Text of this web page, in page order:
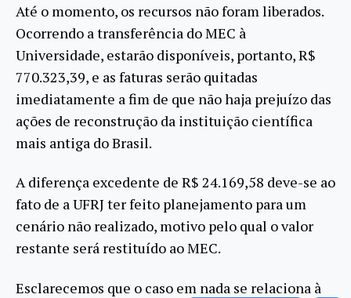
Até o momento, os recursos não foram liberados.
Ocorrendo a transferência do MEC à
Universidade, estarão disponíveis, portanto, R$
770.323,39, e as faturas serão quitadas
imediatamente a fim de que não haja prejuízo das
ações de reconstrução da instituição científica
mais antiga do Brasil.
A diferença excedente de R$ 24.169,58 deve-se ao
fato de a UFRJ ter feito planejamento para um
cenário não realizado, motivo pelo qual o valor
restante será restituído ao MEC.
Esclarecemos que o caso em nada se relaciona à